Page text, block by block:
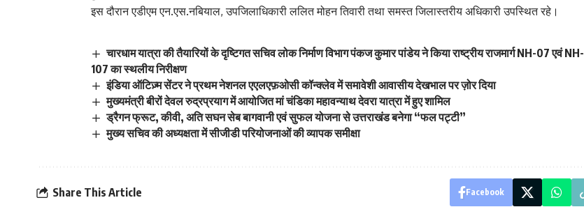
इस दौरान एडीएम एन.एस.नबियाल, उपजिलाधिकारी ललित मोहन तिवारी तथा समस्त जिलास्तरीय अधिकारी उपस्थित रहे।
चारधाम यात्रा की तैयारियों के दृष्टिगत सचिव लोक निर्माण विभाग पंकज कुमार पांडेय ने किया राष्ट्रीय राजमार्ग NH-07 एवं NH-
107 का स्थलीय निरीक्षण
इंडिया ऑटिज़्म सेंटर ने प्रथम नेशनल एएलएफ़ओसी कॉन्क्लेव में समावेशी आवासीय देखभाल पर ज़ोर दिया
मुख्यमंत्री बीरों देवल रुद्रप्रयाग में आयोजित मां चंडिका महावन्याथ देवरा यात्रा में हुए शामिल
ड्रैगन फ्रूट, कीवी, अति सघन सेब बागवानी एवं सुफल योजना से उत्तराखंड बनेगा “फल पट्टी”
मुख्य सचिव की अध्यक्षता में सीजीडी परियोजनाओं की व्यापक समीक्षा
Share This Article Facebook